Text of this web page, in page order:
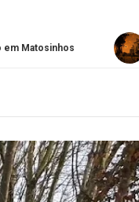
Quinta de